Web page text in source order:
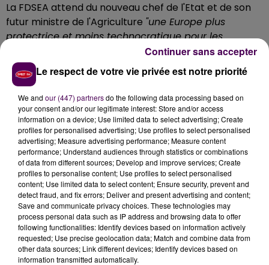
La FDSEA attend du nouveau chef de l'Etat et de son
futur ministre de l'Agriculture "une Europe plus
protectrice et moins technocratique pour les
"un véritable engagement dans la
construction des prix et la répartition de la valeur
dans les filières"avec une remise à plat de la loi de
modernisation de l'économie"pour que
les agriculteurs puissent enfin vivre de leur travail"
Dans son communiqué, le syndicat s'estime exaspéré
par"l'agriculture-bashing"et exige à ce titre"l'arrêt
de tous les empilements de normes
environnementales, sanitaires et sociales"."Définissez
une bonne fois pour toutes le cadre et laissez-nous
travailler !"conclut la FDSEA.
Le respect de votre vie privée est notre priorité
We and our (447) partnersdo the following data processing based on
your consent and/or our legitimate interest: Store and/or access
information on a device; Use limited data to select advertising; Create
profiles for personalised advertising; Use profiles to select personalised
advertising; Measure advertising performance; Measure content
performance; Understand audiences through statistics or combinations
of data from different sources; Develop and improve services; Create
profiles to personalise content; Use profiles to select personalised
content; Use limited data to select content; Ensure security, prevent and
detect fraud, and fix errors; Deliver and present advertising and content;
Save and communicate privacy choices. These technologies may
process personal data such as IP address and browsing data to offer
following functionalities: Identify devices based on information actively
requested; Use precise geolocation data; Match and combine data from
other data sources; Link different devices; Identify devices based on
information transmitted automatically.
Continuer sans accepter